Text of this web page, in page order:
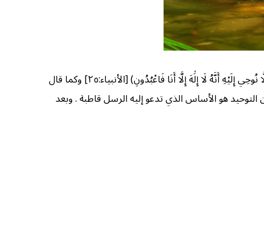
لا شك ولا ريب أن أعظم ما بعث به الرسل هو التوحيد والتحذير من الشرك . كما قال الله تبارك تعالى: (وَمَا أَرْسَلْنَا مِن قَبْلِكَ مِن رَّسُولٍ إِلَّا نُوحِي إِلَيْهِ أَنَّهُ لَا إِلَٰهَ إِلَّا أَنَا فَاعْبُدُونِ) [الأنبياء:٢٥] وكما قال
في كل حديث وقصص يقصها . يبين أن التوحيد هو الأساس الذي تدعو إليه الرسل قاطبة . وبعد